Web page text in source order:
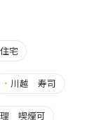
宅
・ 川越 寿司
喫煙可